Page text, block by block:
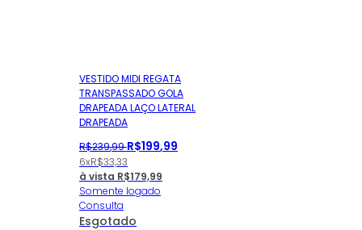
VESTIDO MIDI REGATA
TRANSPASSADO GOLA
DRAPEADA LAÇO LATERAL
DRAPEADA
R$239,99 R$199,99
6xR$33,33
à vista R$179,99
Somente logado
Consulta
Esgotado